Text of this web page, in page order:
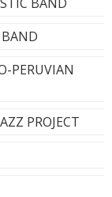
PERUVIAN
PROJECT